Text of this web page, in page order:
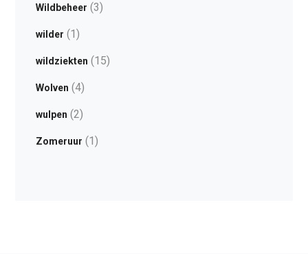
Wildbeheer (3)
wilder (1)
wildziekten (15)
Wolven (4)
wulpen (2)
Zomeruur (1)